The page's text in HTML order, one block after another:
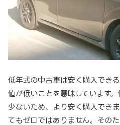
低年式の中古車は安く購入でき
値が低いことを意味しています
少ないため、より安く購入でき
てもゼロではありません。その